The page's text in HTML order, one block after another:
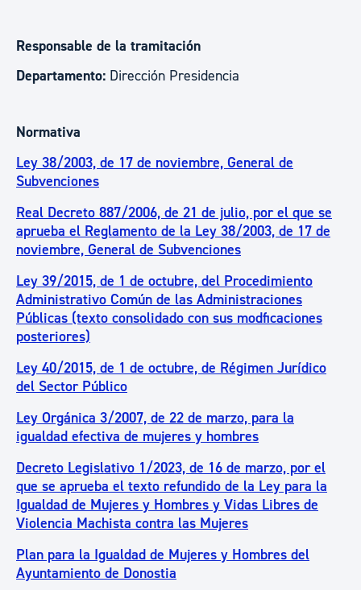
Responsable de la tramitación
Departamento: Dirección Presidencia
Normativa
Ley 38/2003, de 17 de noviembre, General de
Subvenciones
Real Decreto 887/2006, de 21 de julio, por el que se
aprueba el Reglamento de la Ley 38/2003, de 17 de
noviembre, General de Subvenciones
Ley 39/2015, de 1 de octubre, del Procedimiento
Administrativo Común de las Administraciones
Públicas (texto consolidado con sus modficaciones
posteriores)
Ley 40/2015, de 1 de octubre, de Régimen Jurídico
del Sector Público
Ley Orgánica 3/2007, de 22 de marzo, para la
igualdad efectiva de mujeres y hombres
Decreto Legislativo 1/2023, de 16 de marzo, por el
que se aprueba el texto refundido de la Ley para la
Igualdad de Mujeres y Hombres y Vidas Libres de
Violencia Machista contra las Mujeres
Plan para la Igualdad de Mujeres y Hombres del
Ayuntamiento de Donostia